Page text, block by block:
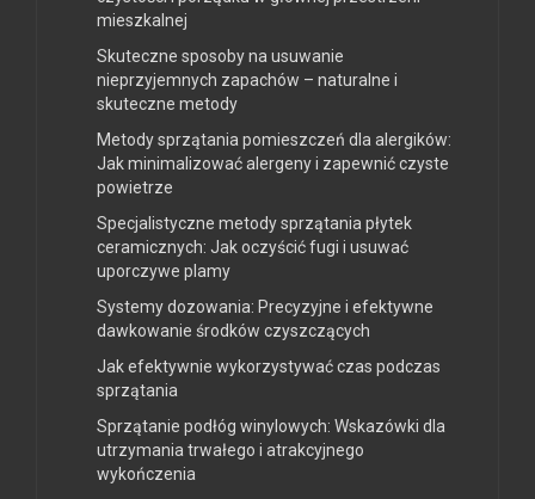
mieszkalnej
Skuteczne sposoby na usuwanie
nieprzyjemnych zapachów – naturalne i
skuteczne metody
Metody sprzątania pomieszczeń dla alergików:
Jak minimalizować alergeny i zapewnić czyste
powietrze
Specjalistyczne metody sprzątania płytek
ceramicznych: Jak oczyścić fugi i usuwać
uporczywe plamy
Systemy dozowania: Precyzyjne i efektywne
dawkowanie środków czyszczących
Jak efektywnie wykorzystywać czas podczas
sprzątania
Sprzątanie podłóg winylowych: Wskazówki dla
utrzymania trwałego i atrakcyjnego
wykończenia